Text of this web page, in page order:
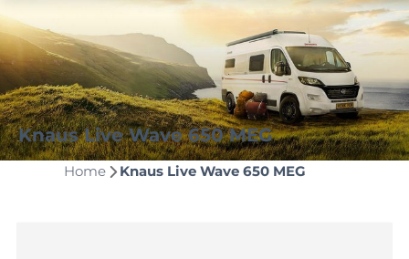
Knaus Live Wave 650 MEG
Home Knaus Live Wave 650 MEG